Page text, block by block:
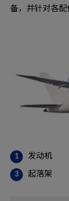
备，并针对各配
发动机
起落架